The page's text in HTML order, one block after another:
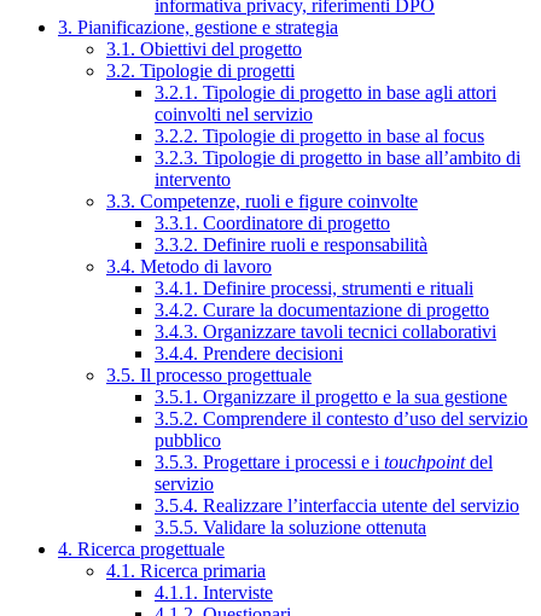
informativa privacy, riferimenti DPO
3. Pianificazione, gestione e strategia
3.1. Obiettivi del progetto
3.2. Tipologie di progetti
3.2.1. Tipologie di progetto in base agli attori
coinvolti nel servizio
3.2.2. Tipologie di progetto in base al focus
3.2.3. Tipologie di progetto in base all’ambito di
intervento
3.3. Competenze, ruoli e figure coinvolte
3.3.1. Coordinatore di progetto
3.3.2. Definire ruoli e responsabilità
3.4. Metodo di lavoro
3.4.1. Definire processi, strumenti e rituali
3.4.2. Curare la documentazione di progetto
3.4.3. Organizzare tavoli tecnici collaborativi
3.4.4. Prendere decisioni
3.5. Il processo progettuale
3.5.1. Organizzare il progetto e la sua gestione
3.5.2. Comprendere il contesto d’uso del servizio
pubblico
3.5.3. Progettare i processi e i touchpointdel
servizio
3.5.4. Realizzare l’interfaccia utente del servizio
3.5.5. Validare la soluzione ottenuta
4. Ricerca progettuale
4.1. Ricerca primaria
4.1.1. Interviste